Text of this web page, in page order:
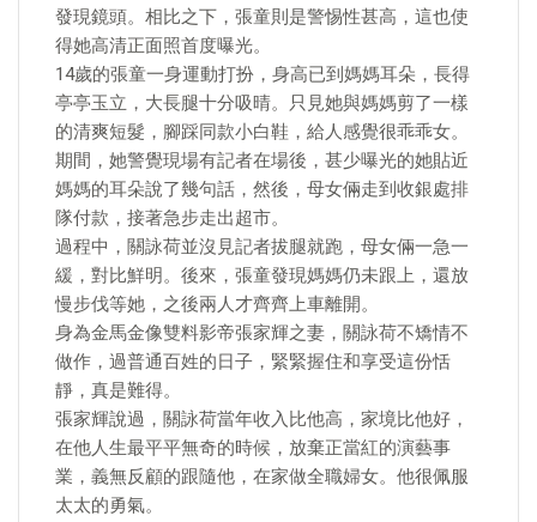
發現鏡頭。相比之下，張童則是警惕性甚高，這也使
得她高清正面照首度曝光。
14歲的張童一身運動打扮，身高已到媽媽耳朵，長得
亭亭玉立，大長腿十分吸晴。只見她與媽媽剪了一樣
的清爽短髮，腳踩同款小白鞋，給人感覺很乖乖女。
期間，她警覺現場有記者在場後，甚少曝光的她貼近
媽媽的耳朵說了幾句話，然後，母女倆走到收銀處排
隊付款，接著急步走出超市。
過程中，關詠荷並沒見記者拔腿就跑，母女倆一急一
緩，對比鮮明。後來，張童發現媽媽仍未跟上，還放
慢步伐等她，之後兩人才齊齊上車離開。
身為金馬金像雙料影帝張家輝之妻，關詠荷不矯情不
做作，過普通百姓的日子，緊緊握住和享受這份恬
靜，真是難得。
張家輝說過，關詠荷當年收入比他高，家境比他好，
在他人生最平平無奇的時候，放棄正當紅的演藝事
業，義無反顧的跟隨他，在家做全職婦女。他很佩服
太太的勇氣。